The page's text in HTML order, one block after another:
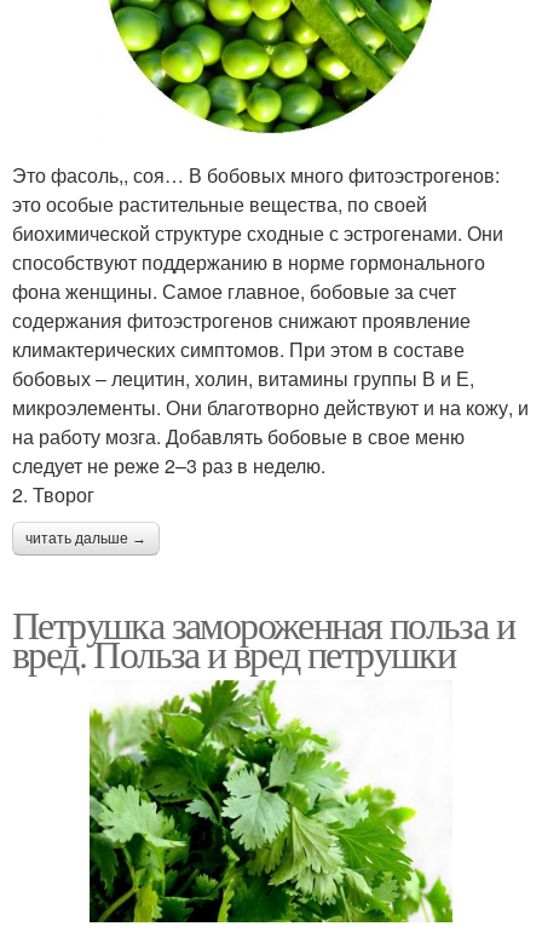
Это фасоль,, соя… В бобовых много фитоэстрогенов:
это особые растительные вещества, по своей
биохимической структуре сходные с эстрогенами. Они
способствуют поддержанию в норме гормонального
фона женщины. Самое главное, бобовые за счет
содержания фитоэстрогенов снижают проявление
климактерических симптомов. При этом в составе
бобовых – лецитин, холин, витамины группы В и Е,
микроэлементы. Они благотворно действуют и на кожу, и
на работу мозга. Добавлять бобовые в свое меню
следует не реже 2–3 раз в неделю.
2. Творог
читать дальше →
Петрушка замороженная польза и
вред. Польза и вред петрушки